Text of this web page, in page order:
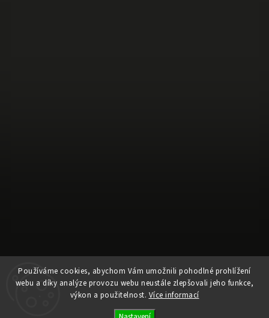
Používáme cookies, abychom Vám umožnili pohodlné prohlížení
webu a díky analýze provozu webu neustále zlepšovali jeho funkce,
výkon a použitelnost. Více informací
Sledovat na Instagramu